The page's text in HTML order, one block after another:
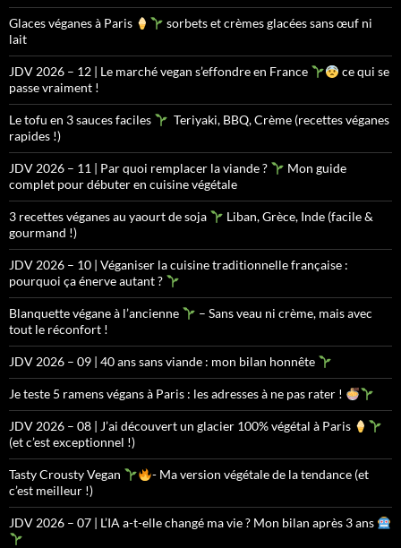
Glaces véganes à Paris
sorbets et crèmes glacées sans œuf ni
lait
JDV 2026 – 12 | Le marché vegan s’effondre en France
ce qui se
passe vraiment !
Le tofu en 3 sauces faciles
Teriyaki, BBQ, Crème (recettes véganes
rapides !)
JDV 2026 – 11 | Par quoi remplacer la viande ?
Mon guide
complet pour débuter en cuisine végétale
3 recettes véganes au yaourt de soja
Liban, Grèce, Inde (facile &
gourmand !)
JDV 2026 – 10 | Véganiser la cuisine traditionnelle française :
pourquoi ça énerve autant ?
Blanquette végane à l’ancienne
– Sans veau ni crème, mais avec
tout le réconfort !
JDV 2026 – 09 | 40 ans sans viande : mon bilan honnête
Je teste 5 ramens végans à Paris : les adresses à ne pas rater !
JDV 2026 – 08 | J’ai découvert un glacier 100% végétal à Paris
(et c’est exceptionnel !)
Tasty Crousty Vegan
- Ma version végétale de la tendance (et
c’est meilleur !)
JDV 2026 – 07 | L’IA a-t-elle changé ma vie ? Mon bilan après 3 ans